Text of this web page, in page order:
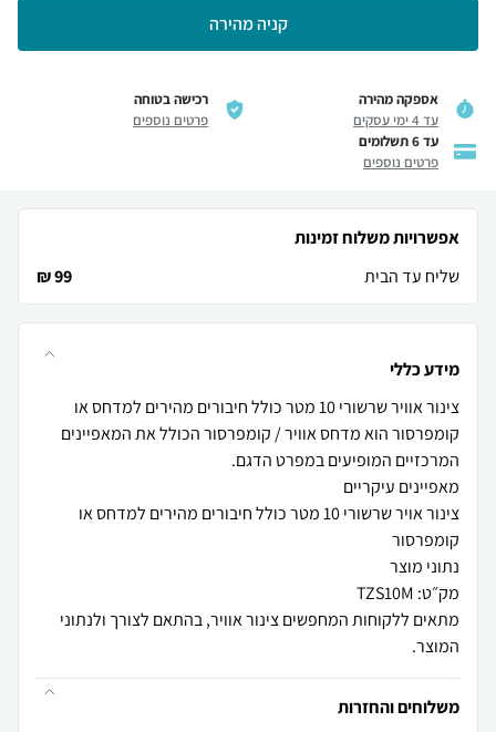
קניה מהירה
אספקה מהירה
עד 4 ימי עסקים
רכישה בטוחה
פרטים נוספים
עד 6 תשלומים
פרטים נוספים
אפשרויות משלוח זמינות
שליח עד הבית
99 ₪
מידע כללי
צינור אוויר שרשורי 10 מטר כולל חיבורים מהירים למדחס או
קומפרסור הוא מדחס אוויר / קומפרסור הכולל את המאפיינים
צינור אויר שרשורי 10 מטר כולל חיבורים מהירים למדחס או
מתאים ללקוחות המחפשים צינור אוויר, בהתאם לצורך ולנתוני
המוצר.
משלוחים והחזרות